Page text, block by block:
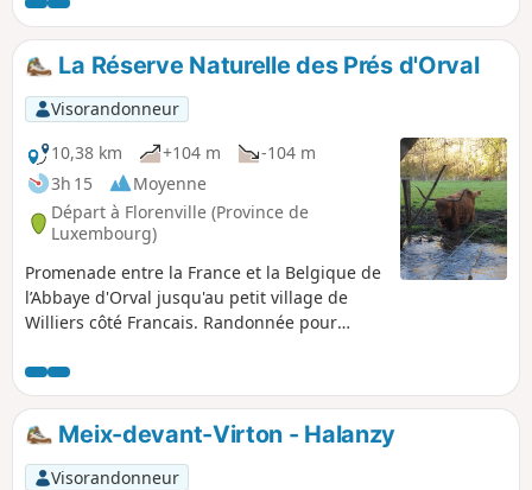
rejoindrez ensuite le village de Sassey-
sur-Meuse par la côte avant de
rejoindre Dun-sur-Meuse puis Doulcon
par le halage le long de la Meuse
navigable. Passant par 4 communes :
Dun-sur-Meuse, Doulcon, Mont-devant-
Sassey, Sassey-sur-Meuse, vous avez la
possibilité de partir au départ de l'une
d'entre elles. Vous avez aussi la
possibilité de fractionner cette balade
pour la raccourcir ou d'éviter la forêt en
période de chasse.
La Réserve Naturelle des Prés d'Orval
Visorandonneur
10,38 km
+104 m
-104 m
3h 15
Moyenne
Départ à Florenville (Province de
Luxembourg)
Promenade entre la France et la Belgique de
l’Abbaye d'Orval jusqu'au petit village de
Williers côté Francais. Randonnée pour
forestiers et avoir comme guide les
murmures d'un ruisseau. Partir à la
rencontre d'un troupeau de vaches Highland
mais aussi, plus atypique, observer des
traces de vestiges gallo-romains.
Meix-devant-Virton - Halanzy
Visorandonneur